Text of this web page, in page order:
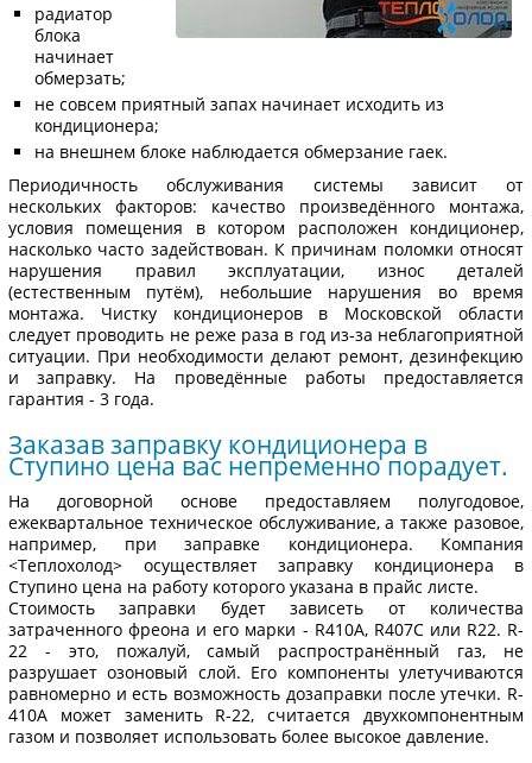
радиатор
блока
начинает
обмерзать;
не совсем приятный запах начинает исходить из
кондиционера;
на внешнем блоке наблюдается обмерзание гаек.
Периодичность обслуживания системы зависит от
нескольких факторов: качество произведённого монтажа,
условия помещения в котором расположен кондиционер,
насколько часто задействован. К причинам поломки относят
нарушения правил эксплуатации, износ деталей
(естественным путём), небольшие нарушения во время
монтажа. Чистку кондиционеров в Московской области
следует проводить не реже раза в год из-за неблагоприятной
ситуации. При необходимости делают ремонт, дезинфекцию
и заправку. На проведённые работы предоставляется
гарантия - 3 года.
Заказав заправку кондиционера в
Ступино цена вас непременно порадует.
На договорной основе предоставляем полугодовое,
ежеквартальное техническое обслуживание, а также разовое,
например, при заправке кондиционера. Компания
<Теплохолод> осуществляет заправку кондиционера в
Ступино цена на работу которого указана в прайс листе.
Стоимость заправки будет зависеть от количества
затраченного фреона и его марки - R410А, R407C или R22. R-
22 - это, пожалуй, самый распространённый газ, не
разрушает озоновый слой. Его компоненты улетучиваются
равномерно и есть возможность дозаправки после утечки. R-
410A может заменить R-22, считается двухкомпонентным
газом и позволяет использовать более высокое давление.